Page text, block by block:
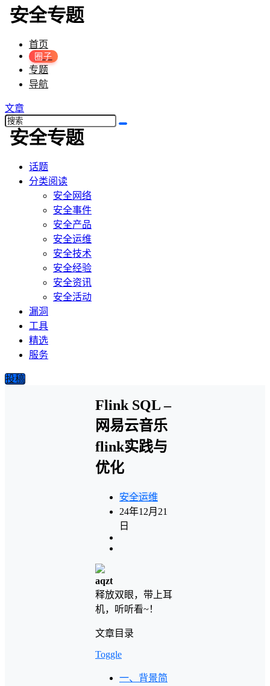
首页
圈子
专题
导航
文章
话题
分类阅读
安全网络
安全事件
安全产品
安全运维
安全技术
安全经验
安全资讯
安全活动
漏洞
工具
精选
服务
投稿
Flink SQL –
网易云音乐
flink实践与
优化
安全运维
24年12月21
日
aqzt
释放双眼，带上耳
机，听听看~！
文章目录
Toggle
一、背景简